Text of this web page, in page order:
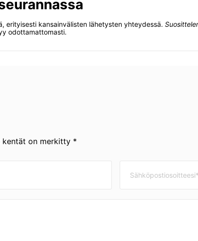
erityisesti kansainvälisten lähetysten yhteydessä.
odottamattomasti.
kentät on merkitty *